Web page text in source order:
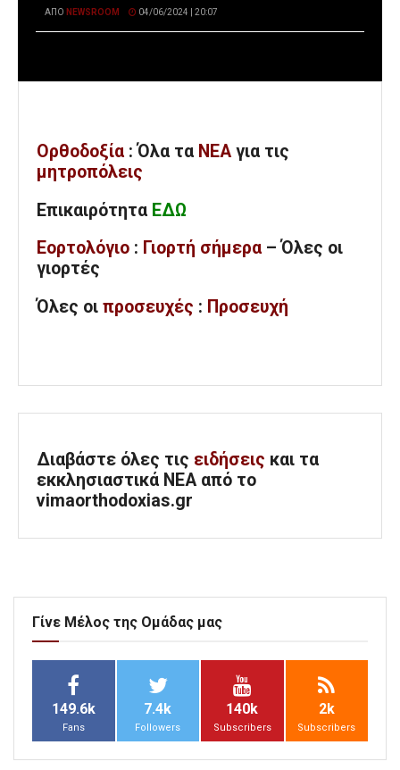
ΑΠΌ NEWSROOM 04/06/2024 | 20:07
Ορθοδοξία : Όλα τα ΝΕΑ για τις
μητροπόλεις
Επικαιρότητα ΕΔΩ
Εορτολόγιο : Γιορτή σήμερα – Όλες οι
γιορτές
Όλες οι προσευχές : Προσευχή
Διαβάστε όλες τις ειδήσεις και τα
εκκλησιαστικά ΝΕΑ από το
vimaorthodoxias.gr
Γίνε Μέλος της Ομάδας μας
149.6k
Fans
7.4k
Followers
140k
Subscribers
2k
Subscribers